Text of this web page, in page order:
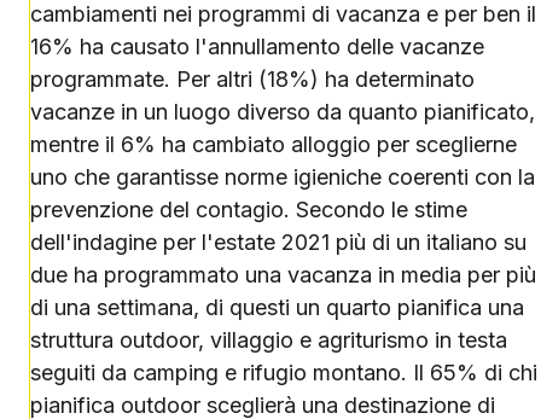
cambiamenti nei programmi di vacanza e per ben il
16% ha causato l'annullamento delle vacanze
programmate. Per altri (18%) ha determinato
vacanze in un luogo diverso da quanto pianificato,
mentre il 6% ha cambiato alloggio per sceglierne
uno che garantisse norme igieniche coerenti con la
prevenzione del contagio. Secondo le stime
dell'indagine per l'estate 2021 più di un italiano su
due ha programmato una vacanza in media per più
di una settimana, di questi un quarto pianifica una
struttura outdoor, villaggio e agriturismo in testa
seguiti da camping e rifugio montano. Il 65% di chi
pianifica outdoor sceglierà una destinazione di